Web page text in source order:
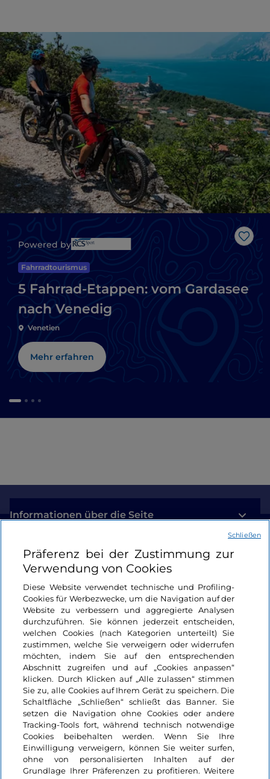
Like
Powered by
Fahrradtourismus
5 Fahrrad-Etappen: vom Gardasee
nach Venedig
Venetien
Mehr erfahren
Informationen über die Seite
Nützliche Links
Login
Bleiben wir in Kontakt
Präferenz bei der Zustimmung zur
Verwendung von Cookies
Diese Website verwendet technische und Profiling-
Cookies für Werbezwecke, um die Navigation auf der
Website zu verbessern und aggregierte Analysen
durchzuführen. Sie können jederzeit entscheiden,
welchen Cookies (nach Kategorien unterteilt) Sie
zustimmen, welche Sie verweigern oder widerrufen
möchten, indem Sie auf den entsprechenden
Abschnitt zugreifen und auf „Cookies anpassen“
klicken. Durch Klicken auf „Alle zulassen“ stimmen
Sie zu, alle Cookies auf Ihrem Gerät zu speichern. Die
Schaltfläche „Schließen“ schließt das Banner. Sie
setzen die Navigation ohne Cookies oder andere
Tracking-Tools fort, während technisch notwendige
Cookies beibehalten werden. Wenn Sie Ihre
Einwilligung verweigern, können Sie weiter surfen,
ohne von personalisierten Inhalten auf der
Grundlage Ihrer Präferenzen zu profitieren. Weitere
Schließen